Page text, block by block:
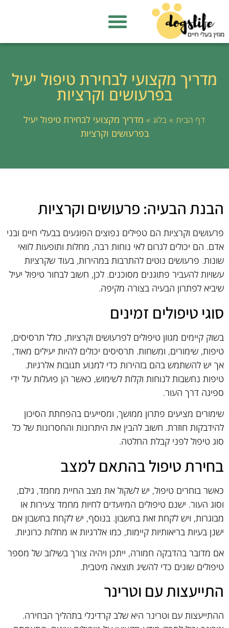
מדריך מקצועי לבחירת טיפול יעיל
בפרעושים וקרציות
דף הבית » בלוג » מדריך מקצועי לבחירת טיפול יעיל
בפרעושים וקרציות
הבנת הבעיה: פרעושים וקרציות
פרעושים וקרציות הם טפילים נפוצים הפוגעים בבעלי חיים ובני
אדם. הם יכולים לגרום לאי נוחות רבה, מחלות ותופעות לוואי
שונות. פרעושים נוטים להתרבות במהירות, בעוד שקרציות
עשויות להעביר פתוגנים מסוכנים. לכן, חשוב לבחור טיפול יעיל
שיביא לפתרון הבעיה בצורה מקיפה.
סוגי טיפולים זמינים
בשוק קיימים מגוון טיפולים לפרעושים וקרציות, כולל תרסיסים,
טיפות, שימורים, ומשחות. תרסיסים יכולים להיות יעילים מאוד,
אך יש להשתמש בהם בזהירות כדי למנוע תגובות אלרגיות.
טיפות נחשבות לנוחות וקלות לשימוש, כאשר הן פועלות על ידי
ספיגה דרך העור.
שימורים מציעים פתרון ממושך, ומסייעים בהפחתת הסיכון
להידבקות חוזרת. חשוב להבין את היתרונות והחסרונות של כל
סוג טיפול לפני קבלת החלטה.
בחירת טיפול בהתאם למצב
כאשר בוחרים טיפול, יש לשקול את מצב החיית מחמד, גילם,
וסוג העור. ישנם טיפולים המיועדים לחיות מחמד צעירות או
מבוגרות, ויש לקחת זאת בחשבון. בנוסף, יש לקחת בחשבון אם
ישנן בעיות בריאותיות קיימות, כמו אלרגיות או מחלות כרוניות.
אם מדובר בהדבקה חמורה, ייתכן ויהיה צורך בשילוב של מספר
טיפולים שונים כדי להשיג תוצאה מיטבית.
התייעצות עם וטרינר
ההתייעצות עם וטרינר היא שלב קרדינלי בתהליך הבחירה.